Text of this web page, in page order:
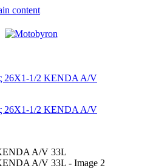
content